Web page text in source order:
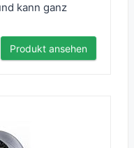
kann ganz
Produkt ansehen